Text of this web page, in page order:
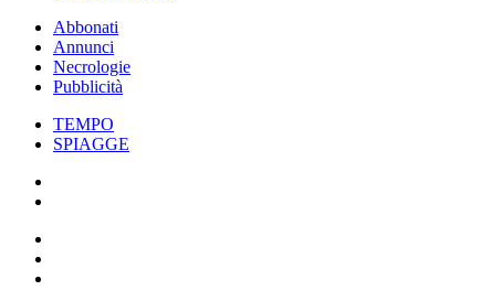
Abbonati
Annunci
Necrologie
Pubblicità
TEMPO
SPIAGGE